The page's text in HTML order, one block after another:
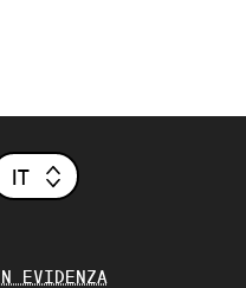
EVIDENZA
IT